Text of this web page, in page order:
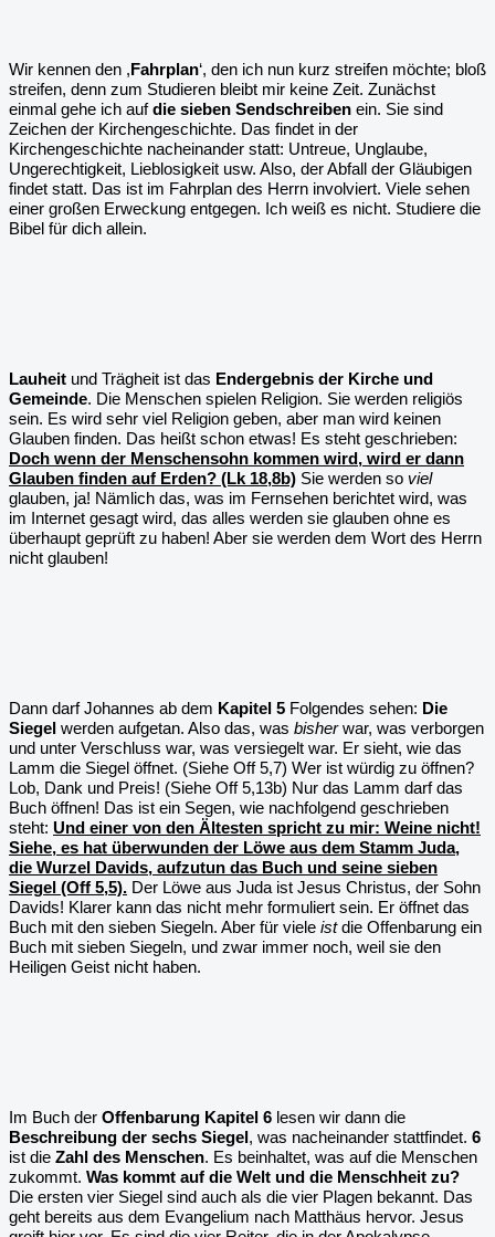
Wir kennen den , Fahrplan‘, den ich nun kurz streifen möchte; bloß
streifen, denn zum Studieren bleibt mir keine Zeit. Zunächst
einmal gehe ich aufdie sieben Sendschreiben ein. Sie sind
Zeichen der Kirchengeschichte. Das findet in der
Kirchengeschichte nacheinander statt: Untreue, Unglaube,
Ungerechtigkeit, Lieblosigkeit usw. Also, der Abfall der Gläubigen
findet statt. Das ist im Fahrplan des Herrn involviert. Viele sehen
einer großen Erweckung entgegen. Ich weiß es nicht. Studiere die
Bibel für dich allein.
Lauheit und Trägheit ist das Endergebnis der Kirche und
Gemeinde. Die Menschen spielen Religion. Sie werden religiös
sein. Es wird sehr viel Religion geben, aber man wird keinen
Glauben finden. Das heißt schon etwas! Es steht geschrieben:
Doch wenn der Menschensohn kommen wird, wird er dann
Glauben finden auf Erden? (Lk 18,8b) Sie werden so viel
glauben, ja! Nämlich das, was im Fernsehen berichtet wird, was
im Internet gesagt wird, das alles werden sie glauben ohne es
überhaupt geprüft zu haben! Aber sie werden dem Wort des Herrn
nicht glauben!
Dann darf Johannes ab dem Kapitel 5 Folgendes sehen: Die
Siegel werden aufgetan. Also das, was bisherwar, was verborgen
und unter Verschluss war, was versiegelt war. Er sieht, wie das
Lamm die Siegel öffnet. (Siehe Off 5,7) Wer ist würdig zu öffnen?
Lob, Dank und Preis! (Siehe Off 5,13b) Nur das Lamm darf das
Buch öffnen! Das ist ein Segen, wie nachfolgend geschrieben
steht: Und einer von den Ältesten spricht zu mir: Weine nicht!
Siehe, es hat überwunden der Löwe aus dem Stamm Juda,
die Wurzel Davids, aufzutun das Buch und seine sieben
Siegel (Off 5,5). Der Löwe aus Juda ist Jesus Christus, der Sohn
Davids! Klarer kann das nicht mehr formuliert sein. Er öffnet das
Buch mit den sieben Siegeln. Aber für viele istdie Offenbarung ein
Buch mit sieben Siegeln, und zwar immer noch, weil sie den
Heiligen Geist nicht haben.
Im Buch der Offenbarung Kapitel 6 lesen wir dann die
Beschreibung der sechs Siegel , was nacheinander stattfindet. 6
ist die Zahl des Menschen. Es beinhaltet, was auf die Menschen
zukommt. Was kommt auf die Welt und die Menschheit zu?
Die ersten vier Siegel sind auch als die vier Plagen bekannt. Das
geht bereits aus dem Evangelium nach Matthäus hervor. Jesus